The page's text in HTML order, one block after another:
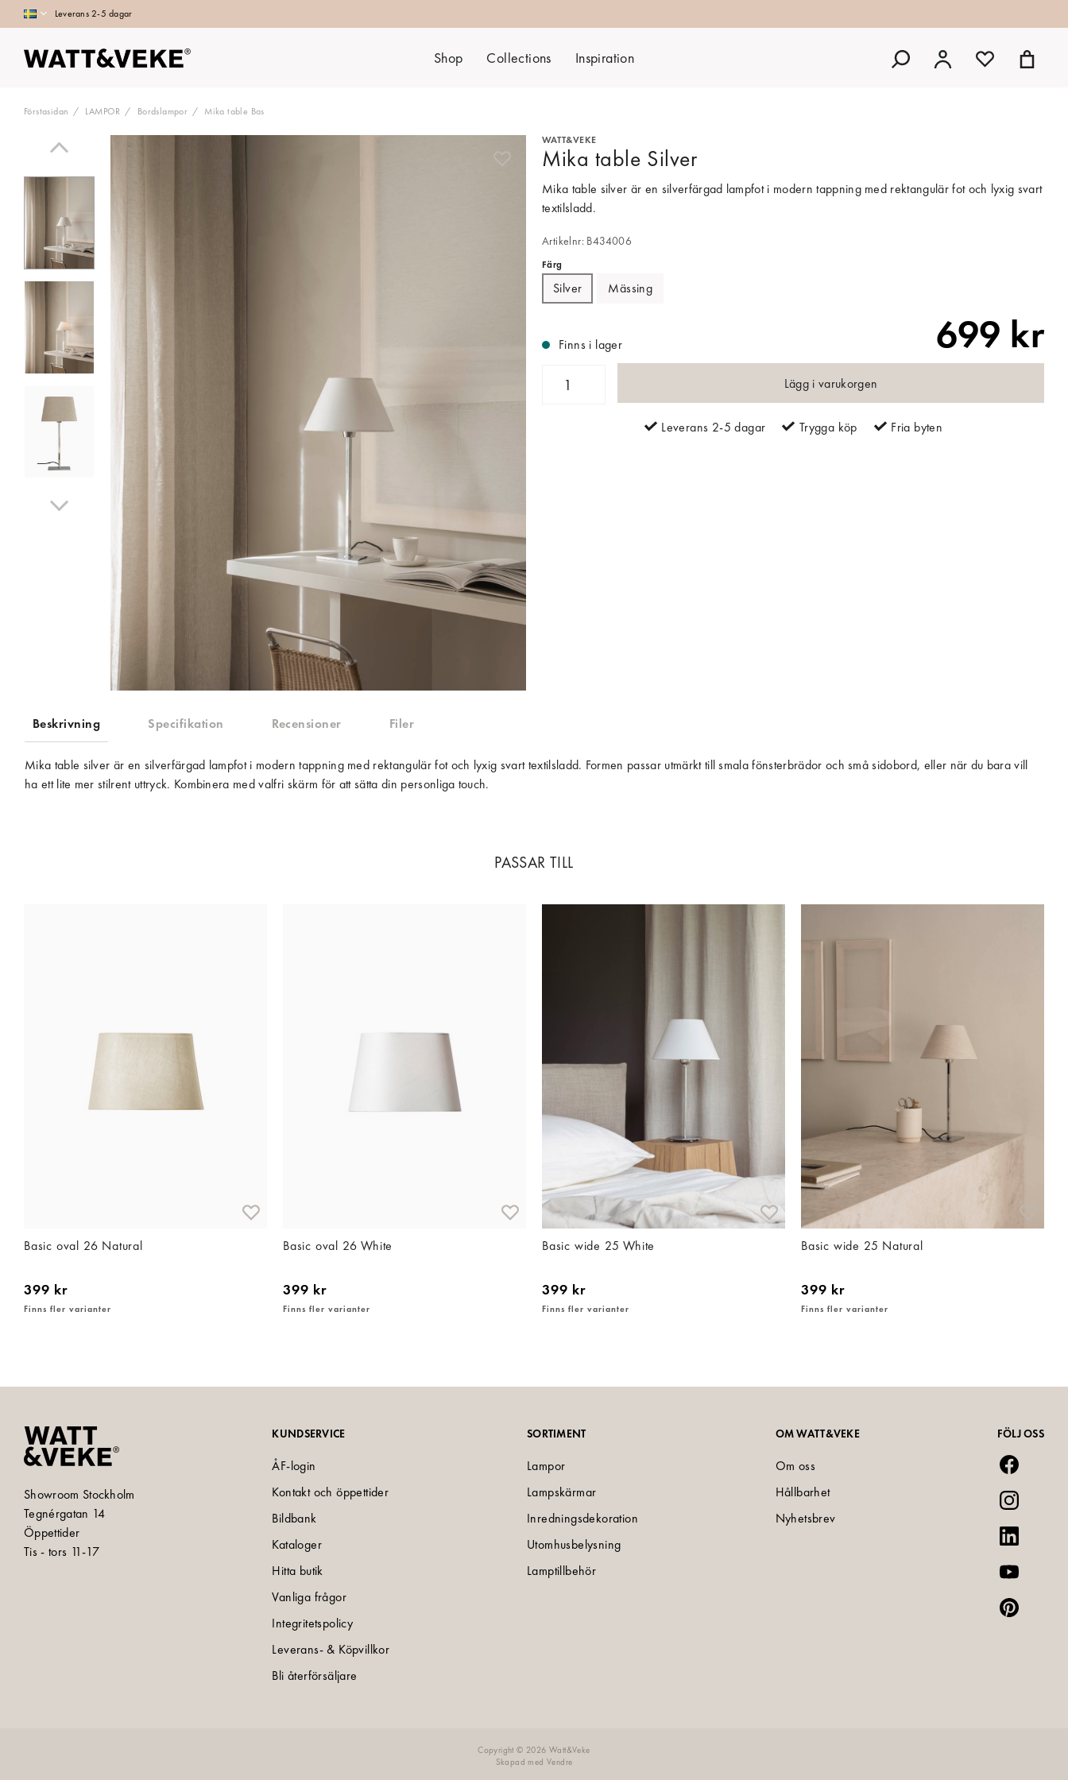
Leverans 2-5 dagar
Shop Collections Inspiration
Förstasidan LAMPOR Bordslampor Mika table Bas
WATT&VEKE
Mika table Silver
Mika table silver är en silverfärgad lampfot i modern tappning med rektangulär fot och lyxig svart
textilsladd.
Artikelnr: B434006
Färg
Silver Mässing
Finns i lager 699 kr
Lägg i varukorgen
Leverans 2-5 dagar Trygga köp Fria byten
Beskrivning Specifikation Recensioner Filer
Mika table silver är en silverfärgad lampfot i modern tappning med rektangulär fot och lyxig svart textilsladd. Formen passar utmärkt till smala fönsterbrädor och små sidobord, eller när du bara vill
ha ett lite mer stilrent uttryck. Kombinera med valfri skärm för att sätta din personliga touch.
PASSAR TILL
Basic oval 26 Natural
399 kr
Finns fler varianter
Basic oval 26 White
399 kr
Finns fler varianter
Basic wide 25 White
399 kr
Finns fler varianter
Basic wide 25 Natural
399 kr
Finns fler varianter
Showroom Stockholm
Tegnérgatan 14
Öppettider
Tis - tors 11-17
KUNDSERVICE
ÅF-login
Kontakt och öppettider
Bildbank
Kataloger
Hitta butik
Vanliga frågor
Integritetspolicy
Leverans- & Köpvillkor
Bli återförsäljare
SORTIMENT
Lampor
Lampskärmar
Inredningsdekoration
Utomhusbelysning
Lamptillbehör
OM WATT&VEKE
Om oss
Hållbarhet
Nyhetsbrev
FÖLJ OSS
Copyright © 2026 Watt&Veke
Skapad med Vendre